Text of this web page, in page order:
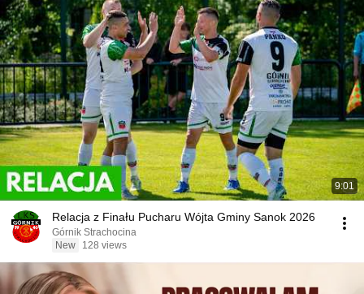
9:01
Relacja z Finału Pucharu Wójta Gminy Sanok 2026
Górnik Strachocina
New
128 views